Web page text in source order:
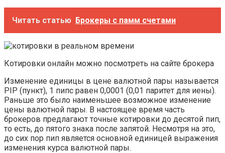
Читать статью Брокеры с памм счетами
Котировки онлайн можно посмотреть на сайте брокера
Изменение единицы в цене валютной пары называется
PIP (пункт), 1 пипс равен 0,0001 (0,01 паритет для иены).
Раньше это было наименьшее возможное изменение
цены валютной пары. В настоящее время часть
брокеров предлагают точные котировки до десятой пип,
то есть, до пятого знака после запятой. Несмотря на это,
до сих пор пип является основной единицей выражения
изменения курса валютной пары.